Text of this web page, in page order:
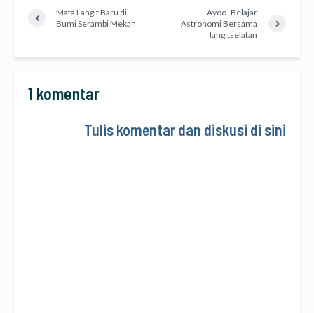
Mata Langit Baru di
Bumi Serambi Mekah
Ayoo..Belajar
Astronomi Bersama
langitselatan
1 komentar
Tulis komentar dan diskusi di sini